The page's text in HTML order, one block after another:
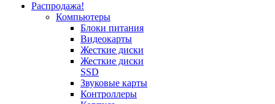
Распродажа!
Компьютеры
Блоки питания
Видеокарты
Жесткие диски
Жесткие диски
SSD
Звуковые карты
Контроллеры